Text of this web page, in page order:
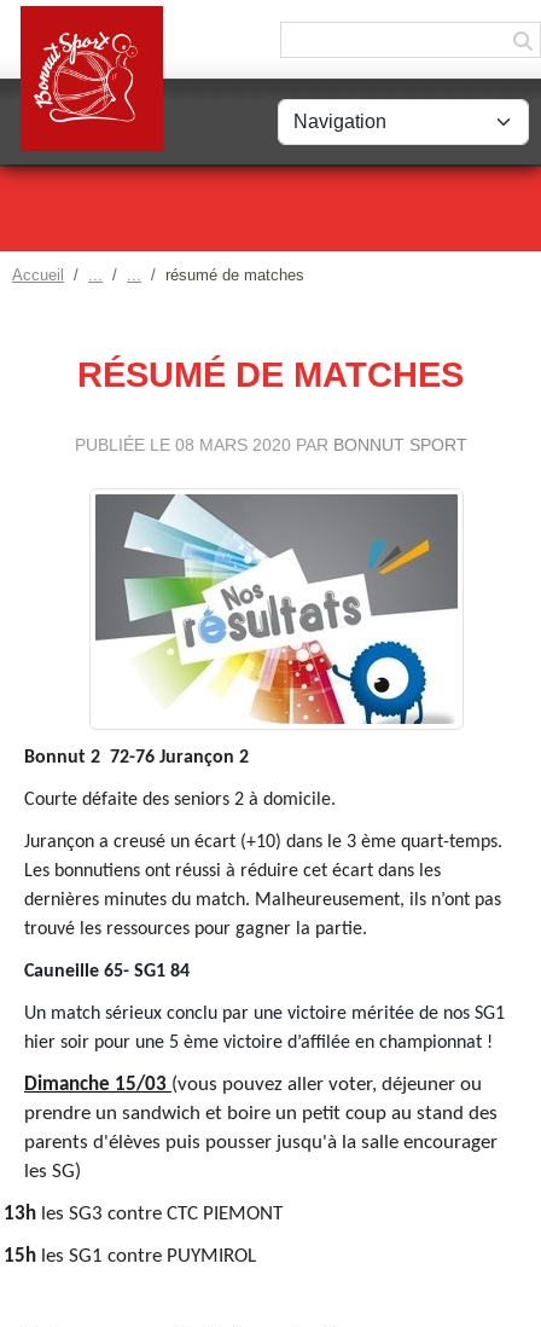
Accueil résumé de matches
RÉSUMÉ DE MATCHES
PUBLIÉE LE 08 MARS 2020 PAR BONNUT SPORT
Bonnut 2 72-76 Jurançon 2
Courte défaite des seniors 2 à domicile.
Jurançon a creusé un écart (+10) dans le 3 ème quart-temps.
Les bonnutiens ont réussi à réduire cet écart dans les
dernières minutes du match. Malheureusement, ils n’ont pas
trouvé les ressources pour gagner la partie.
Cauneille 65- SG1 84
Un match sérieux conclu par une victoire méritée de nos SG1
hier soir pour une 5 ème victoire d’affilée en championnat !
Dimanche 15/03 (vous pouvez aller voter, déjeuner ou
prendre un sandwich et boire un petit coup au stand des
parents d'élèves puis pousser jusqu'à la salle encourager
les SG)
13h les SG3 contre CTC PIEMONT
15h les SG1 contre PUYMIROL